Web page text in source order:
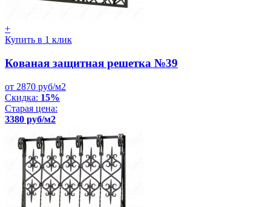
+
Купить в 1 клик
Кованая защитная решетка №39
от 2870 руб/м2
Скидка: 15%
Старая цена:
3380 руб/м2